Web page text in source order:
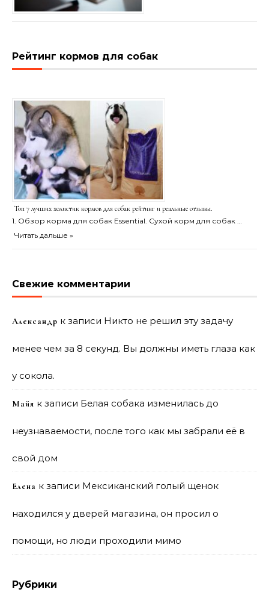
Рейтинг кормов для собак
Топ 7 лучших холистик кормов для собак рейтинг и реальные отзывы.
1. Обзор корма для собак Essential. Сухой корм для собак …
Читать дальше »
Свежие комментарии
Александр к записи Никто не решил эту задачу
менее чем за 8 секунд. Вы должны иметь глаза как
у сокола.
Майя к записи Белая собака изменилась до
неузнаваемости, после того как мы забрали её в
свой дом
Елена к записи Мексиканский голый щенок
находился у дверей магазина, он просил о
помощи, но люди проходили мимо
Рубрики